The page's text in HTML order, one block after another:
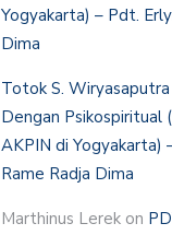
Yogyakarta) – Pdt.
Dima
Totok S. Wiryasaputra
Dengan Psikospiritual
AKPIN di Yogyakarta)
Rame Radja Dima
Marthinus Lerek on